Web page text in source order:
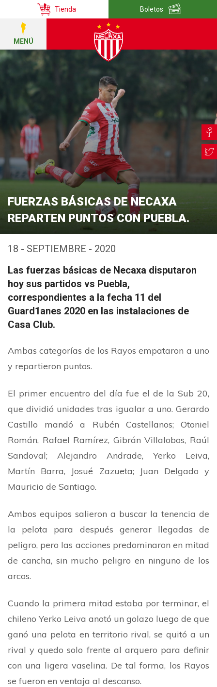
Tienda Boletos
MENÚ
FUERZAS BÁSICAS DE NECAXA
REPARTEN PUNTOS CON PUEBLA.
18 - SEPTIEMBRE - 2020
Las fuerzas básicas de Necaxa disputaron
hoy sus partidos vs Puebla,
correspondientes a la fecha 11 del
Guard1anes 2020 en las instalaciones de
Casa Club.
Ambas categorías de los Rayos empataron a uno
y repartieron puntos.
El primer encuentro del día fue el de la Sub 20,
que dividió unidades tras igualar a uno. Gerardo
Castillo mandó a Rubén Castellanos; Otoniel
Román, Rafael Ramírez, Gibrán Villalobos, Raúl
Sandoval; Alejandro Andrade, Yerko Leiva,
Martín Barra, Josué Zazueta; Juan Delgado y
Mauricio de Santiago.
Ambos equipos salieron a buscar la tenencia de
la pelota para después generar llegadas de
peligro, pero las acciones predominaron en mitad
de cancha, sin mucho peligro en ninguno de los
arcos.
Cuando la primera mitad estaba por terminar, el
chileno Yerko Leiva anotó un golazo luego de que
ganó una pelota en territorio rival, se quitó a un
rival y quedo solo frente al arquero para definir
con una ligera vaselina. De tal forma, los Rayos
se fueron en ventaja al descanso.